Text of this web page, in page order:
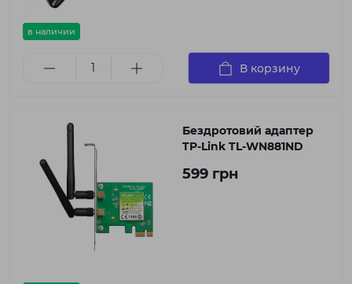
в наличии
В корзину
Бездротовий адаптер
TP-Link TL-WN881ND
599 грн